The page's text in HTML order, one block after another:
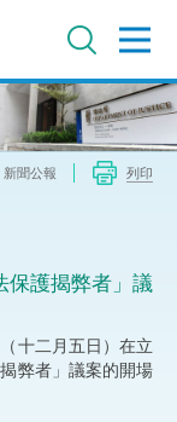
新聞公報 列印
保護揭弊者」議
十二月五日）在立
弊者」議案的開場